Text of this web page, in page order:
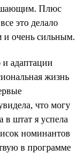
Плюс
это делало
и очень сильным.
адаптации
жизнь
что могу
в штат я успела
номинантов
в программе